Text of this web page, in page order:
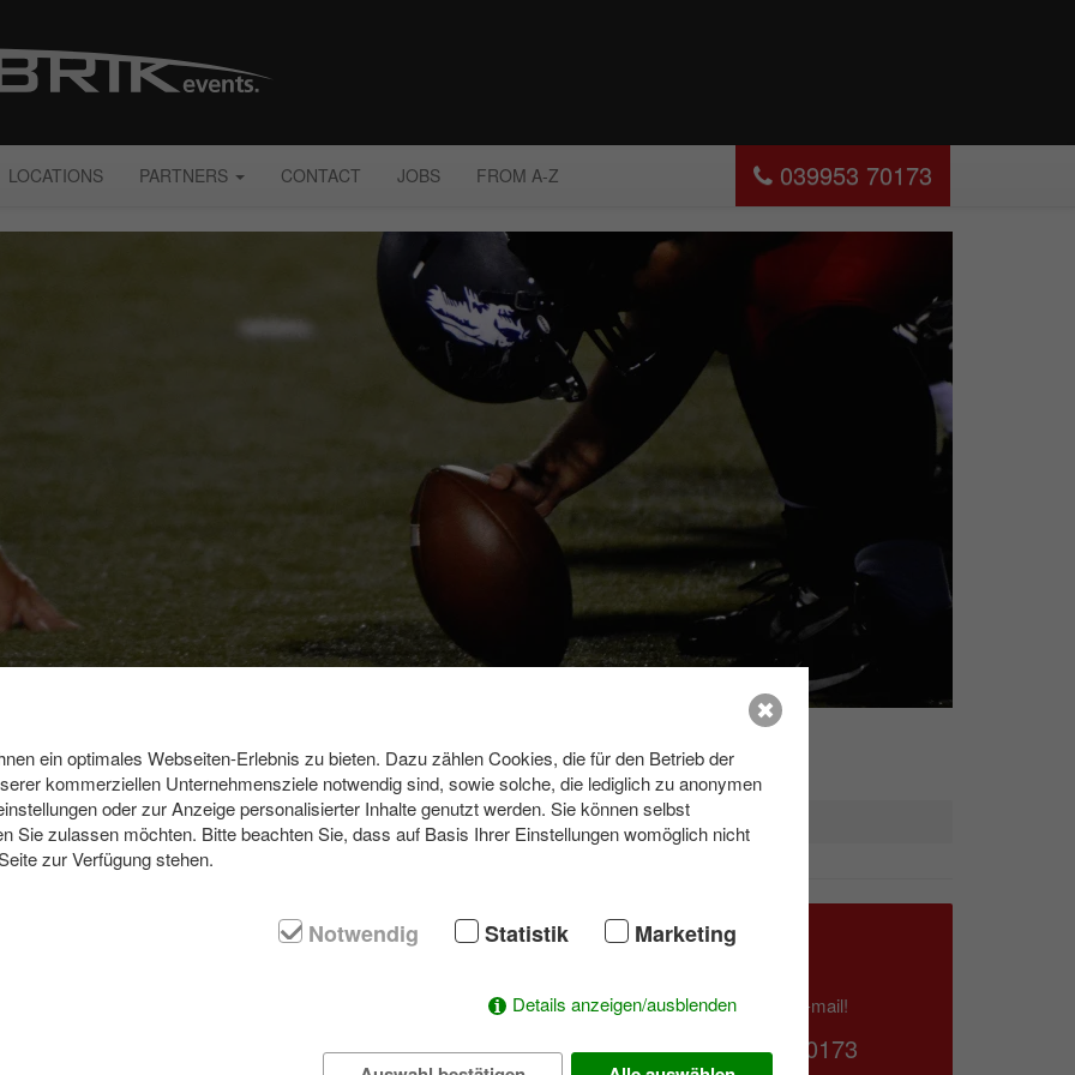
LOCATIONS PARTNERS CONTACT JOBS FROM A-Z 039953 70173
present the milestones of your project. We ensure in the background that
in getting your employees fully attuned to the new goals, strengthening
new potential by navigating you away from your daily work routine to
have to offer through supervised active events!
what belongs together can grow together.
Contact us
Write us an e-mail!
039953 70173
ein optimales Webseiten-Erlebnis zu bieten. Dazu zählen Cookies, die für den Betrieb der
kommerziellen Unternehmensziele notwendig sind, sowie solche, die lediglich zu anonymen
oder zur Anzeige personalisierter Inhalte genutzt werden. Sie können selbst
Sie zulassen möchten. Bitte beachten Sie, dass auf Basis Ihrer Einstellungen womöglich nicht
zur Verfügung stehen.
Notwendig Statistik Marketing
Details anzeigen/ausblenden